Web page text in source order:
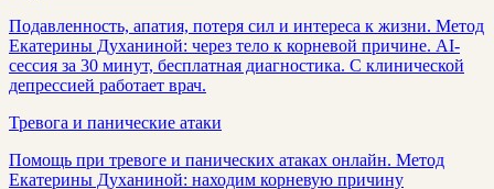
Подавленность, апатия, потеря сил и интереса к жизни. Метод
Екатерины Духаниной: через тело к корневой причине. AI-
сессия за 30 минут, бесплатная диагностика. С клинической
депрессией работает врач.
Тревога и панические атаки
Помощь при тревоге и панических атаках онлайн. Метод
Екатерины Духаниной: находим корневую причину